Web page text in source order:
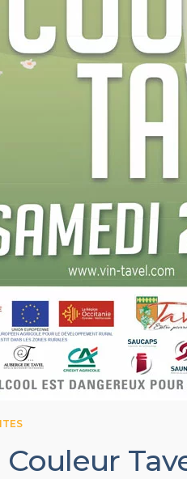
À
PLUS
21 - 23
VILLAGE
ET DES